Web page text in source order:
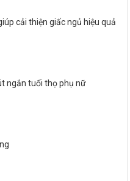
cải thiện giấc ngủ hiệu quả
ngắn tuổi thọ phụ nữ